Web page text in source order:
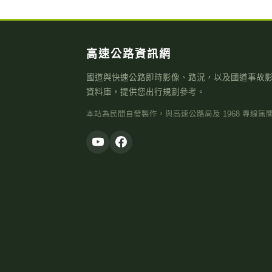
高速公路資訊網
國道與快速公路即時影像、路況，以及國道事故
資料庫，提供您出行規劃參考。
本站為民間自發製作，與高速公路局及 1968 專線無